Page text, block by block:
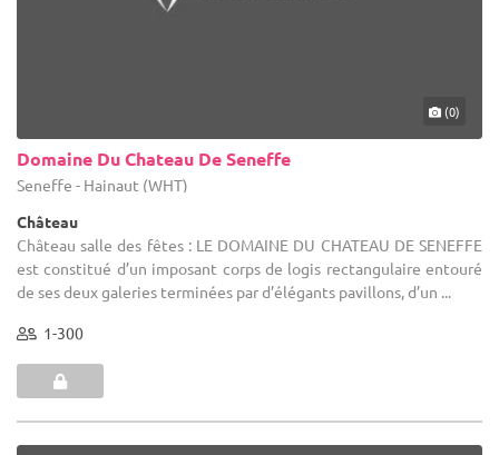
(0)
Domaine Du Chateau De Seneffe
Seneffe - Hainaut (WHT)
Château
Château salle des fêtes : LE DOMAINE DU CHATEAU DE SENEFFE
est constitué d’un imposant corps de logis rectangulaire entouré
de ses deux galeries terminées par d’élégants pavillons, d’un ...
1-300